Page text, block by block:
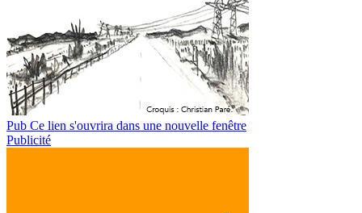
Pub Ce lien s'ouvrira dans une nouvelle fenêtre
Publicité